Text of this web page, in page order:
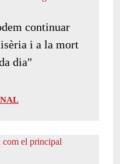
continuar
i a la mort
dia"